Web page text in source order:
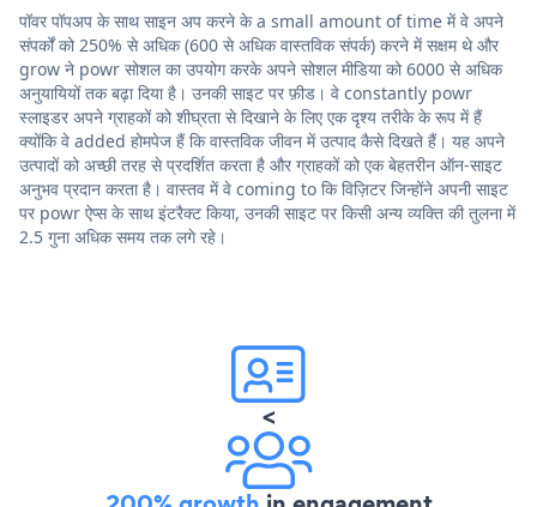
पॉवर पॉपअप के साथ साइन अप करने के a small amount of time में वे अपने
संपर्कों को 250% से अधिक (600 से अधिक वास्तविक संपर्क) करने में सक्षम थे और
grow ने powr सोशल का उपयोग करके अपने सोशल मीडिया को 6000 से अधिक
अनुयायियों तक बढ़ा दिया है। उनकी साइट पर फ़ीड। वे constantly powr
स्लाइडर अपने ग्राहकों को शीघ्रता से दिखाने के लिए एक दृश्य तरीके के रूप में हैं
क्योंकि वे added होमपेज हैं कि वास्तविक जीवन में उत्पाद कैसे दिखते हैं। यह अपने
उत्पादों को अच्छी तरह से प्रदर्शित करता है और ग्राहकों को एक बेहतरीन ऑन-साइट
अनुभव प्रदान करता है। वास्तव में वे coming to कि विज़िटर जिन्होंने अपनी साइट
पर powr ऐप्स के साथ इंटरैक्ट किया, उनकी साइट पर किसी अन्य व्यक्ति की तुलना में
2.5 गुना अधिक समय तक लगे रहे।
<